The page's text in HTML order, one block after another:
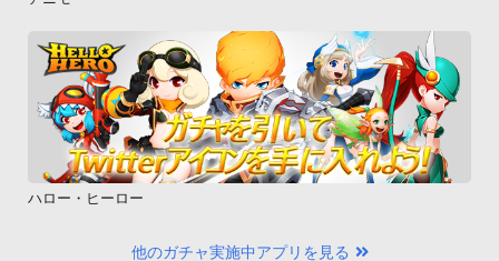
ハロー・ヒーロー
他のガチャ実施中アプリを見る